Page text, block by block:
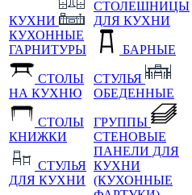
КУХНИ
КУХОННЫЕ
ГАРНИТУРЫ
СТОЛЫ
НА КУХНЮ
СТОЛЫ
КНИЖКИ
СТУЛЬЯ
ДЛЯ КУХНИ
СТОЛЕШНИЦЫ
ДЛЯ КУХНИ
БАРНЫЕ
СТУЛЬЯ
ОБЕДЕННЫЕ
ГРУППЫ
СТЕНОВЫЕ
ПАНЕЛИ ДЛЯ
КУХНИ
(КУХОННЫЕ